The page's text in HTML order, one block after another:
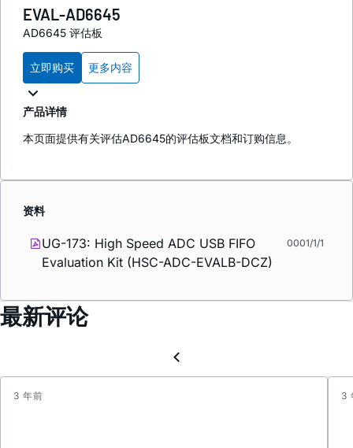
EVAL-AD6645
AD6645 评估板
立即购买 更多内容
产品详情
本页面提供有关评估AD6645的评估板文档和订购信息。
资料
UG-173: High Speed ADC USB FIFO
Evaluation Kit (HSC-ADC-EVALB-DCZ)
0001/1/1
最新评论
3 年前 3